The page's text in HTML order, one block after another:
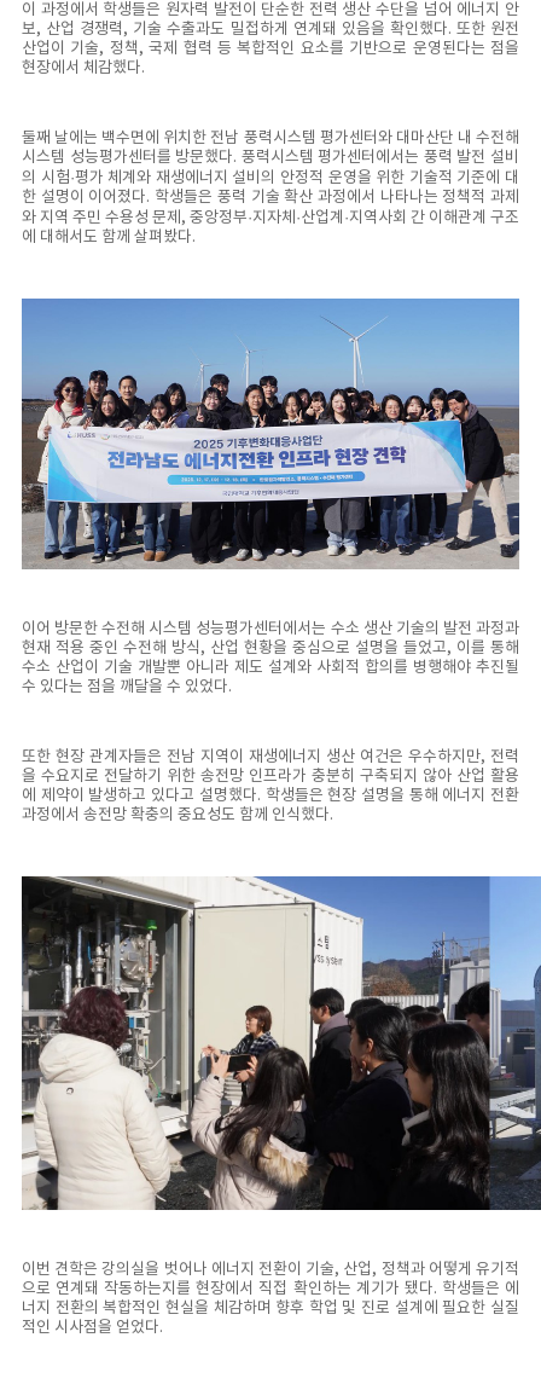
이 과정에서 학생들은 원자력 발전이 단순한 전력 생산 수단을 넘어 에너지 안
보, 산업 경쟁력, 기술 수출과도 밀접하게 연계돼 있음을 확인했다. 또한 원전
산업이 기술, 정책, 국제 협력 등 복합적인 요소를 기반으로 운영된다는 점을
현장에서 체감했다.
둘째 날에는 백수면에 위치한 전남 풍력시스템 평가센터와 대마산단 내 수전해
시스템 성능평가센터를 방문했다. 풍력시스템 평가센터에서는 풍력 발전 설비
의 시험·평가 체계와 재생에너지 설비의 안정적 운영을 위한 기술적 기준에 대
한 설명이 이어졌다. 학생들은 풍력 기술 확산 과정에서 나타나는 정책적 과제
와 지역 주민 수용성 문제, 중앙정부·지자체·산업계·지역사회 간 이해관계 구조
에 대해서도 함께 살펴봤다.
이어 방문한 수전해 시스템 성능평가센터에서는 수소 생산 기술의 발전 과정과
현재 적용 중인 수전해 방식, 산업 현황을 중심으로 설명을 들었고, 이를 통해
수소 산업이 기술 개발뿐 아니라 제도 설계와 사회적 합의를 병행해야 추진될
수 있다는 점을 깨달을 수 있었다.
또한 현장 관계자들은 전남 지역이 재생에너지 생산 여건은 우수하지만, 전력
을 수요지로 전달하기 위한 송전망 인프라가 충분히 구축되지 않아 산업 활용
에 제약이 발생하고 있다고 설명했다. 학생들은 현장 설명을 통해 에너지 전환
과정에서 송전망 확충의 중요성도 함께 인식했다.
이번 견학은 강의실을 벗어나 에너지 전환이 기술, 산업, 정책과 어떻게 유기적
으로 연계돼 작동하는지를 현장에서 직접 확인하는 계기가 됐다. 학생들은 에
너지 전환의 복합적인 현실을 체감하며 향후 학업 및 진로 설계에 필요한 실질
적인 시사점을 얻었다.